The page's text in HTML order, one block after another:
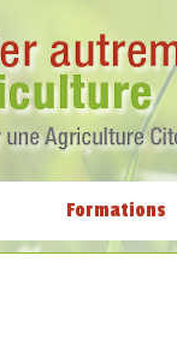
Formations